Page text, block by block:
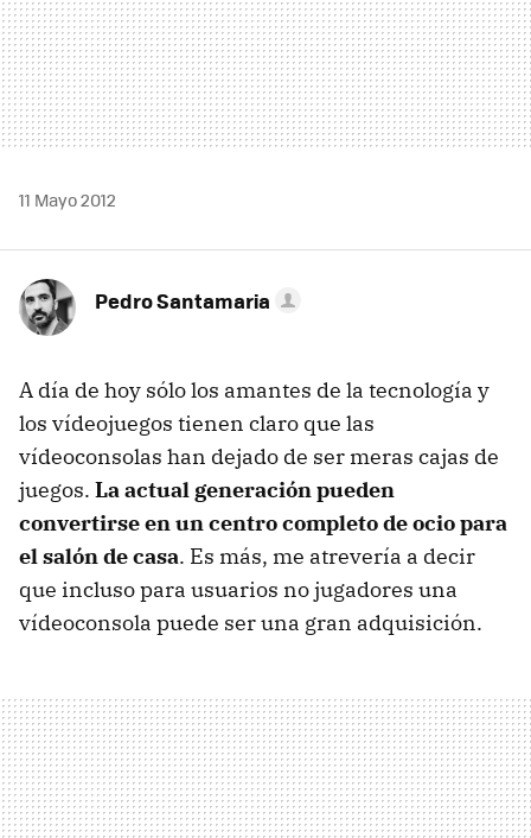
11 Mayo 2012
Pedro Santamaria
A día de hoy sólo los amantes de la tecnología y
los vídeojuegos tienen claro que las
vídeoconsolas han dejado de ser meras cajas de
juegos. La actual generación pueden
convertirse en un centro completo de ocio para
el salón de casa. Es más, me atrevería a decir
que incluso para usuarios no jugadores una
vídeoconsola puede ser una gran adquisición.